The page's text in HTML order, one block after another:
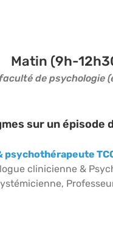
Matin (9h-
de psychologie
sur un épisode
psychothérapeute
clinicienne &